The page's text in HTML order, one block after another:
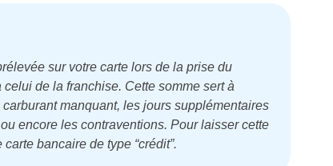
sur votre carte lors de la prise du
de la franchise. Cette somme sert à
manquant, les jours supplémentaires
encore les contraventions. Pour laisser cette
bancaire de type “crédit”.